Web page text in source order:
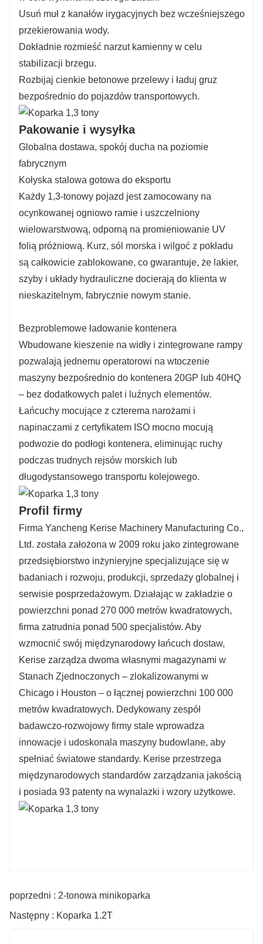
Usuń muł z kanałów irygacyjnych bez wcześniejszego
przekierowania wody.
Dokładnie rozmieść narzut kamienny w celu
stabilizacji brzegu.
Rozbijaj cienkie betonowe przelewy i ładuj gruz
bezpośrednio do pojazdów transportowych.
Pakowanie i wysyłka
Globalna dostawa, spokój ducha na poziomie
fabrycznym
Kołyska stalowa gotowa do eksportu
Każdy 1,3-tonowy pojazd jest zamocowany na
ocynkowanej ogniowo ramie i uszczelniony
wielowarstwową, odporną na promieniowanie UV
folią próżniową. Kurz, sól morska i wilgoć z pokładu
są całkowicie zablokowane, co gwarantuje, że lakier,
szyby i układy hydrauliczne docierają do klienta w
nieskazitelnym, fabrycznie nowym stanie.
Bezproblemowe ładowanie kontenera
Wbudowane kieszenie na widły i zintegrowane rampy
pozwalają jednemu operatorowi na wtoczenie
maszyny bezpośrednio do kontenera 20GP lub 40HQ
– bez dodatkowych palet i luźnych elementów.
Łańcuchy mocujące z czterema narożami i
napinaczami z certyfikatem ISO mocno mocują
podwozie do podłogi kontenera, eliminując ruchy
podczas trudnych rejsów morskich lub
długodystansowego transportu kolejowego.
Profil firmy
Firma Yancheng Kerise Machinery Manufacturing Co.,
Ltd. została założona w 2009 roku jako zintegrowane
przedsiębiorstwo inżynieryjne specjalizujące się w
badaniach i rozwoju, produkcji, sprzedaży globalnej i
serwisie posprzedażowym. Działając w zakładzie o
powierzchni ponad 270 000 metrów kwadratowych,
firma zatrudnia ponad 500 specjalistów. Aby
wzmocnić swój międzynarodowy łańcuch dostaw,
Kerise zarządza dwoma własnymi magazynami w
Stanach Zjednoczonych – zlokalizowanymi w
Chicago i Houston – o łącznej powierzchni 100 000
metrów kwadratowych. Dedykowany zespół
badawczo-rozwojowy firmy stale wprowadza
innowacje i udoskonala maszyny budowlane, aby
spełniać światowe standardy. Kerise przestrzega
międzynarodowych standardów zarządzania jakością
i posiada 93 patenty na wynalazki i wzory użytkowe.
poprzedni : 2-tonowa minikoparka
Następny : Koparka 1.2T